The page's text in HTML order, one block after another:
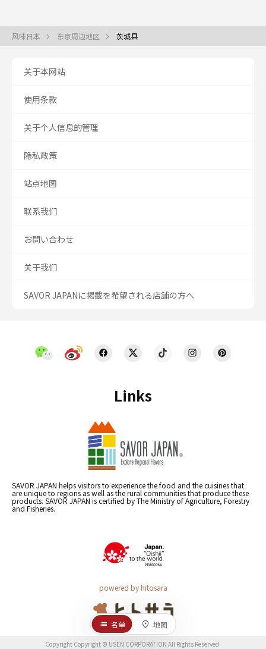
风味日本 东京周边地区 茨城县
Links
SAVOR JAPAN helps visitors to experience the food and the cuisines that
are unique to regions as well as the rural communities that produce these
products. SAVOR JAPAN is certified by The Ministry of Agriculture, Forestry
and Fisheries.
powered by hitosara
关于本网站
使用条款
关于个人信息的管理
隐私政策
站点地图
联系我们
お問い合わせ
关于我们
SAVOR JAPANに掲載を希望される店舗の方へ
名单 地图
Copyright Copyright © USEN CORPORATION All Rights Reserved.